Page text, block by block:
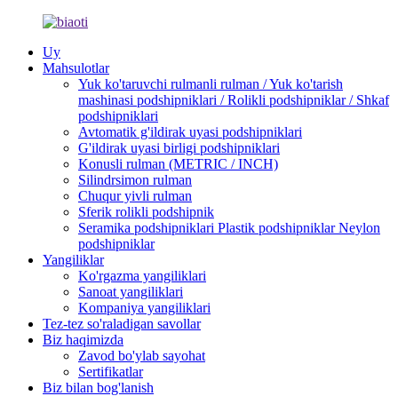
Uy
Mahsulotlar
Yuk ko'taruvchi rulmanli rulman / Yuk ko'tarish
mashinasi podshipniklari / Rolikli podshipniklar / Shkaf
podshipniklari
Avtomatik g'ildirak uyasi podshipniklari
G'ildirak uyasi birligi podshipniklari
Konusli rulman (METRIC / INCH)
Silindrsimon rulman
Chuqur yivli rulman
Sferik rolikli podshipnik
Seramika podshipniklari Plastik podshipniklar Neylon
podshipniklar
Yangiliklar
Ko'rgazma yangiliklari
Sanoat yangiliklari
Kompaniya yangiliklari
Tez-tez so'raladigan savollar
Biz haqimizda
Zavod bo'ylab sayohat
Sertifikatlar
Biz bilan bog'lanish